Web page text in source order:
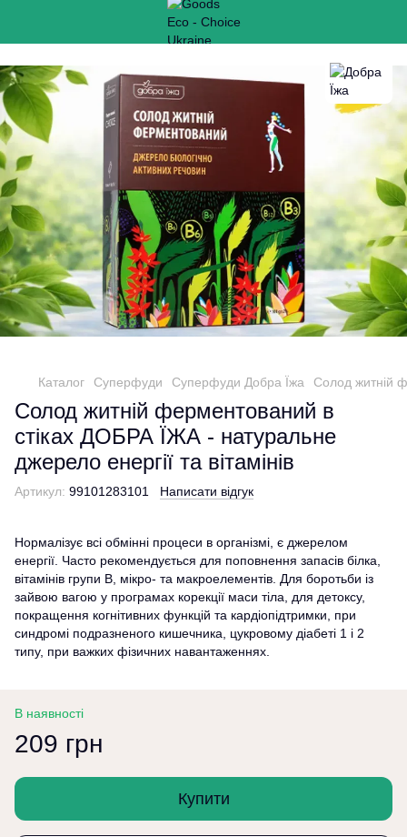
Каталог Суперфуди Суперфуди Добра Їжа Солод житній
Солод житній ферментований в
стіках ДОБРА ЇЖА - натуральне
джерело енергії та вітамінів
Артикул: 99101283101 Написати відгук
Нормалізує всі обмінні процеси в організмі, є джерелом
енергії. Часто рекомендується для поповнення запасів білка,
вітамінів групи В, мікро- та макроелементів. Для боротьби із
зайвою вагою у програмах корекції маси тіла, для детоксу,
покращення когнітивних функцій та кардіопідтримки, при
синдромі подразненого кишечника, цукровому діабеті 1 і 2
типу, при важких фізичних навантаженнях.
В наявності
209 грн
Купити